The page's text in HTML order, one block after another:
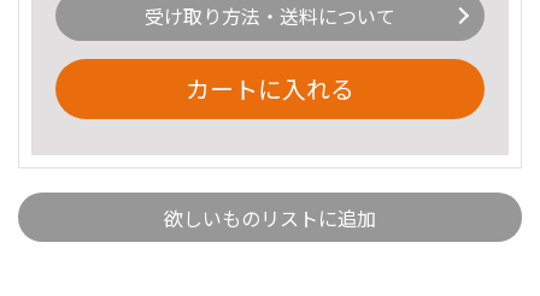
受け取り方法・送料について
カートに入れる
欲しいものリストに追加